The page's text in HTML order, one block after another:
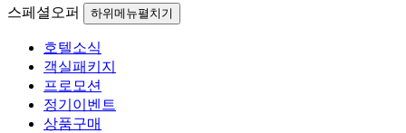
스페셜오퍼 하위메뉴펼치기
호텔소식
객실패키지
프로모션
정기이벤트
상품구매